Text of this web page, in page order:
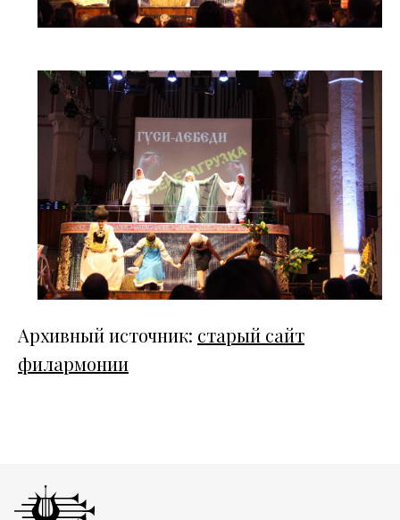
Архивный источник: старый сайт
филармонии